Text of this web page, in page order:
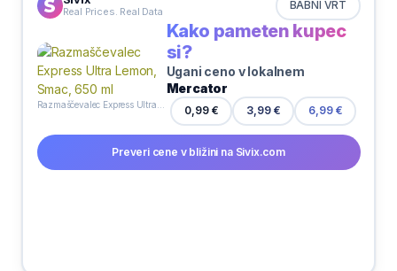
Real Prices. Real Data BABNI VRT
Kako pameten kupec
si?
Ugani ceno v lokalnem
Mercator
0,99 € 3,99 € 6,99 €
Preveri cene v bližini na Sivix.com